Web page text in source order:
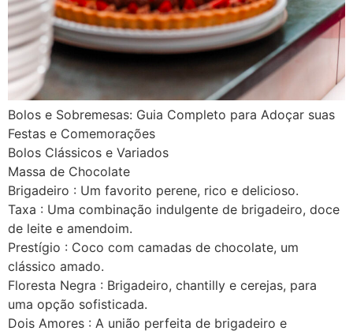
Bolos e Sobremesas: Guia Completo para Adoçar suas
Festas e Comemorações
Bolos Clássicos e Variados
Massa de Chocolate
Brigadeiro : Um favorito perene, rico e delicioso.
Taxa : Uma combinação indulgente de brigadeiro, doce
de leite e amendoim.
Prestígio : Coco com camadas de chocolate, um
clássico amado.
Floresta Negra : Brigadeiro, chantilly e cerejas, para
uma opção sofisticada.
Dois Amores : A união perfeita de brigadeiro e